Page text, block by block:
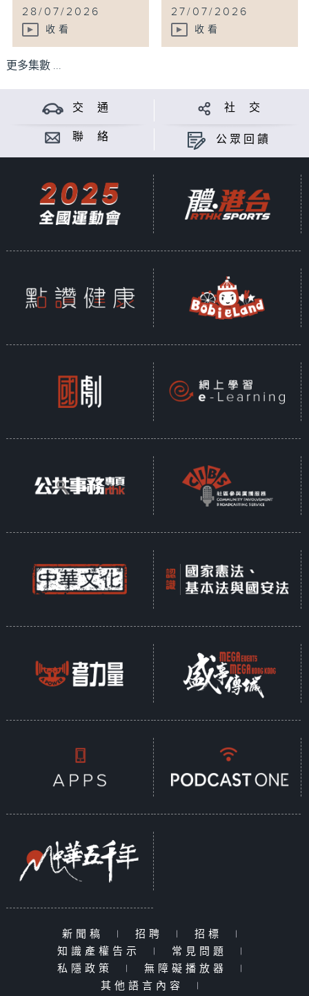
28/07/2026
收看
27/07/2026
收看
更多集數 ...
交 通 社 交
聯 絡 公眾回饋
新聞稿 | 招聘 | 招標
|
知識產權告示
| 常見問題
|
私隱政策
| 無障礙播放器
|
其他語言內容
|